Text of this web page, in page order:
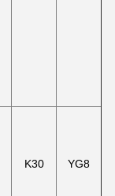
YG8
K30